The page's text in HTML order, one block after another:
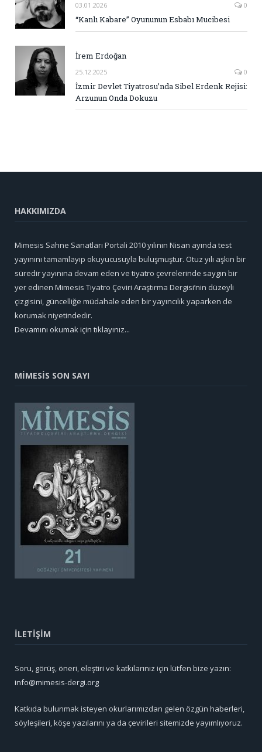
03.01.2026 0
“Kanlı Kabare” Oyununun Esbabı Mucibesi
İrem Erdoğan
25.12.2025 0
İzmir Devlet Tiyatrosu’nda Sibel Erdenk Rejisi:
Arzunun Onda Dokuzu
HAKKIMIZDA
Mimesis Sahne Sanatları Portali 2010 yılının Nisan ayında test
yayınını tamamlayıp okuyucusuyla buluşmuştur. Otuz yılı aşkın bir
süredir yayınına devam eden ve tiyatro çevrelerinde saygın bir
yer edinen Mimesis Tiyatro Çeviri Araştırma Dergisi’nin düzeyli
çizgisini, güncelliğe müdahale eden bir yayıncılık yaparken de
korumak niyetindedir.
Devamını okumak için tıklayınız...
MİMESİS SON SAYI
İLETİŞİM
Soru, görüş, öneri, eleştiri ve katkılarınız için lütfen bize yazın:
info@mimesis-dergi.org
Katkıda bulunmak isteyen okurlarımızdan gelen özgün haberleri,
söyleşileri, köşe yazılarını ya da çevirileri sitemizde yayımlıyoruz.